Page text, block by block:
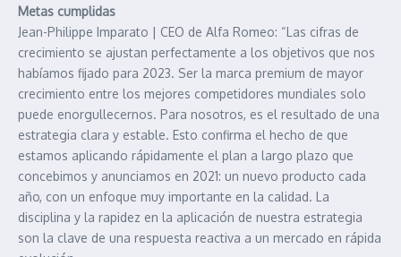
Metas cumplidas
Jean-Philippe Imparato | CEO de Alfa Romeo: “Las cifras de
crecimiento se ajustan perfectamente a los objetivos que nos
habíamos fijado para 2023. Ser la marca premium de mayor
crecimiento entre los mejores competidores mundiales solo
puede enorgullecernos. Para nosotros, es el resultado de una
estrategia clara y estable. Esto confirma el hecho de que
estamos aplicando rápidamente el plan a largo plazo que
concebimos y anunciamos en 2021: un nuevo producto cada
año, con un enfoque muy importante en la calidad. La
disciplina y la rapidez en la aplicación de nuestra estrategia
son la clave de una respuesta reactiva a un mercado en rápida